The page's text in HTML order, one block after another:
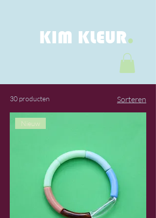
KIM KLEUR.
30 producten Sorteren
Nieuw